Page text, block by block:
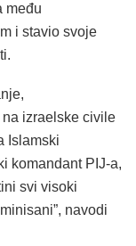
među
i stavio svoje
izraelske civile
Islamski
komandant PIJ-a,
svi visoki
navodi